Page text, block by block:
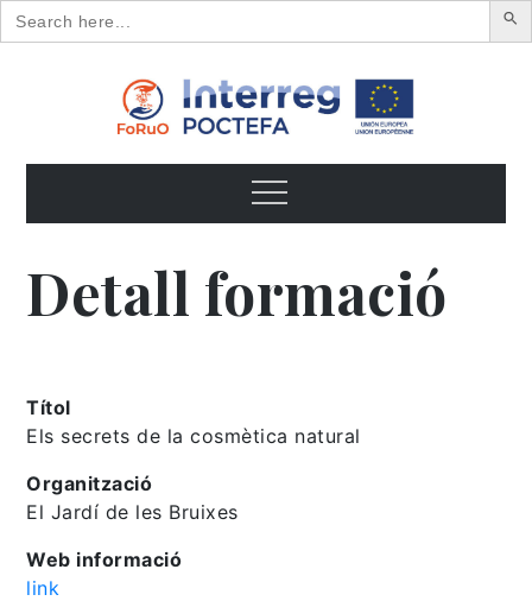
Search
for:
FoRuO
frutos
Menu
Detall formació
Títol
Els secrets de la cosmètica natural
Organització
El Jardí de les Bruixes
Web informació
link